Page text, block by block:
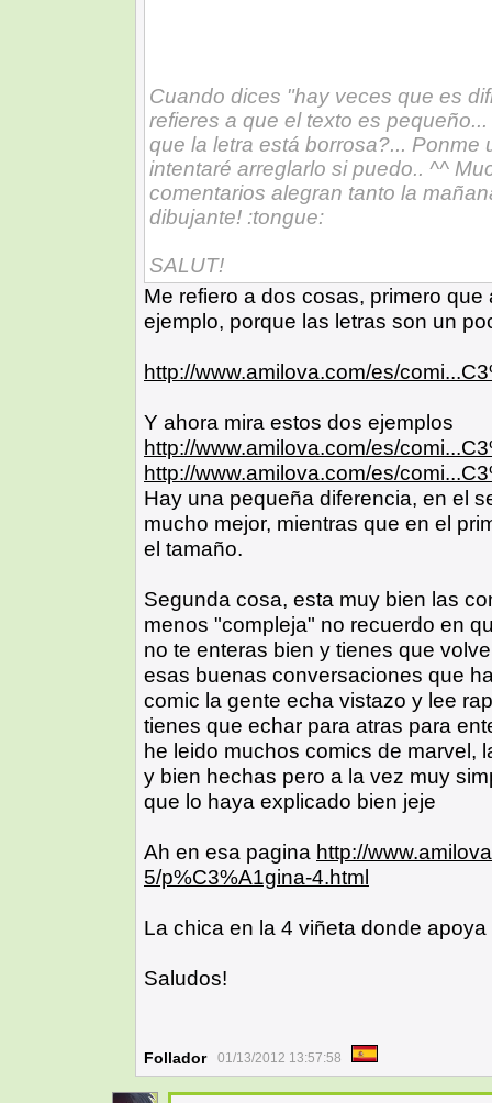
Cuando dices "hay veces que es
refieres a que el texto es
que la letra está borrosa?...
intentaré arreglarlo si puedo.. ^^
comentarios alegran tanto la
dibujante! :tongue:
SALUT!
Me refiero a dos cosas, primero
ejemplo, porque las letras son un
http://www.amilova.com/es/
Y ahora mira estos dos ejemplos
http://www.amilova.com/es/
http://www.amilova.com/es/
Hay una pequeña diferencia, en el
mucho mejor, mientras que en el
el tamaño.
Segunda cosa, esta muy bien las
menos "compleja" no recuerdo en
no te enteras bien y tienes que
esas buenas conversaciones que
comic la gente echa vistazo y lee
tienes que echar para atras para
he leido muchos comics de marvel,
y bien hechas pero a la vez muy
que lo haya explicado bien jeje
Ah en esa pagina http://
5/p%C3%A1gina-4.html
La chica en la 4 viñeta donde
Saludos!
Follador 01/13/2012 13:57:58